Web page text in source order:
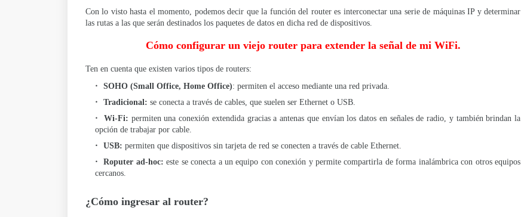
Con lo visto hasta el momento, podemos decir que la función del router es interconectar una serie de máquinas IP y determinar
las rutas a las que serán destinados los paquetes de datos en dicha red de dispositivos.
Cómo configurar un viejo router para extender la señal de mi WiFi.
Ten en cuenta que existen varios tipos de routers:
SOHO (Small Office, Home Office): permiten el acceso mediante una red privada.
Tradicional: se conecta a través de cables, que suelen ser Ethernet o USB.
Wi-Fi: permiten una conexión extendida gracias a antenas que envían los datos en señales de radio, y también brindan la
opción de trabajar por cable.
USB: permiten que dispositivos sin tarjeta de red se conecten a través de cable Ethernet.
Roputer ad-hoc: este se conecta a un equipo con conexión y permite compartirla de forma inalámbrica con otros equipos
cercanos.
¿Cómo ingresar al router?